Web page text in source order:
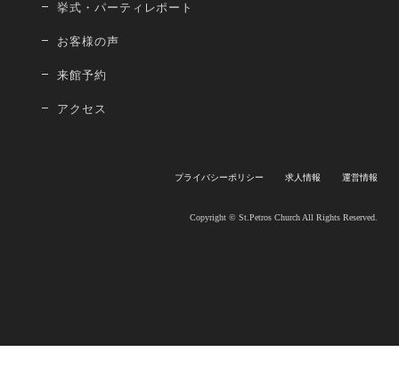
挙式・パーティレポート
お客様の声
来館予約
アクセス
プライバシーポリシー 求人情報 運営情報
Copyright © St.Petros Church All Rights Reserved.